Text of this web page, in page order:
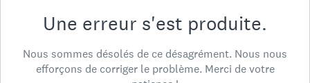
Une erreur s'est produite.
Nous sommes désolés de ce désagrément. Nous nous
efforçons de corriger le problème. Merci de votre